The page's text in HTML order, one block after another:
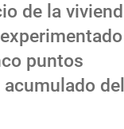
de la
puntos